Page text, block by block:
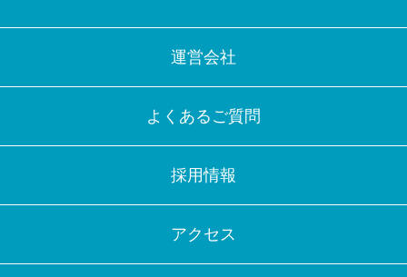
運営会社
よくあるご質問
採用情報
アクセス